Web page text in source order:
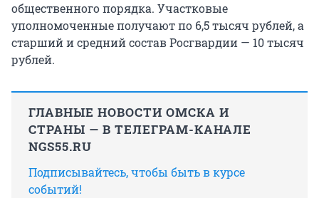
общественного порядка. Участковые
уполномоченные получают по 6,5 тысяч рублей, а
старший и средний состав Росгвардии — 10 тысяч
рублей.
ГЛАВНЫЕ НОВОСТИ ОМСКА И
СТРАНЫ — В ТЕЛЕГРАМ-КАНАЛЕ
NGS55.RU
Подписывайтесь, чтобы быть в курсе
событий!